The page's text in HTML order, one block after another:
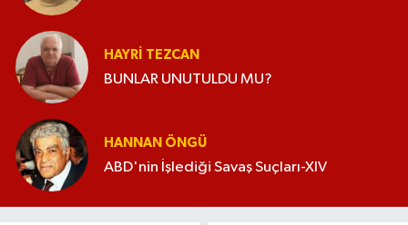
HAYRI TEZCAN
BUNLAR UNUTULDU MU?
HANNAN ÖNGÜ
ABD'nin İşlediği Savaş Suçları-XIV